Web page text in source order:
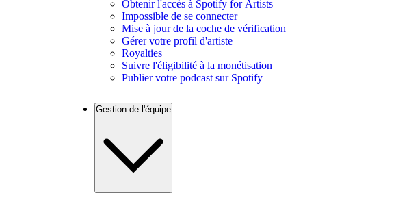
Obtenir l'accès à Spotify for Artists
Impossible de se connecter
Mise à jour de la coche de vérification
Gérer votre profil d'artiste
Royalties
Suivre l'éligibilité à la monétisation
Publier votre podcast sur Spotify
Gestion de l'équipe